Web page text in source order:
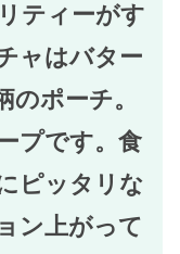
ティーがす
ャはバター
のポーチ。
プです。食
ピッタリな
ン上がって